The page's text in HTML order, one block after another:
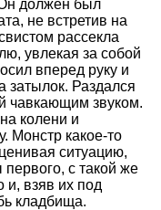
Он должен был
не встретив на
рассекла
увлекая за собой
вперед руку и
затылок. Раздался
чавкающим звуком.
колени и
Монстр какое-то
ситуацию,
первого, с такой же
и, взяв их под
кладбища.